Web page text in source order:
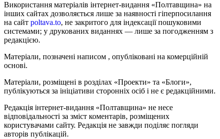
Використання матеріалів інтернет-видання «Полтавщина» на
інших сайтах дозволяється лише за наявності гіперпосилання
на сайт poltava.to, не закритого для індексації пошуковими
системами; у друкованих виданнях — лише за погодженням з
редакцією.
Матеріали, позначені написом , опубліковані на комерційній
основі.
Матеріали, розміщені в розділах «Проекти» та «Блоги»,
публікуються за ініціативи сторонніх осіб і не є редакційними.
Редакція інтернет-видання «Полтавщина» не несе
відповідальності за зміст коментарів, розміщених
користувачами сайту. Редакція не завжди поділяє погляди
авторів публікацій.